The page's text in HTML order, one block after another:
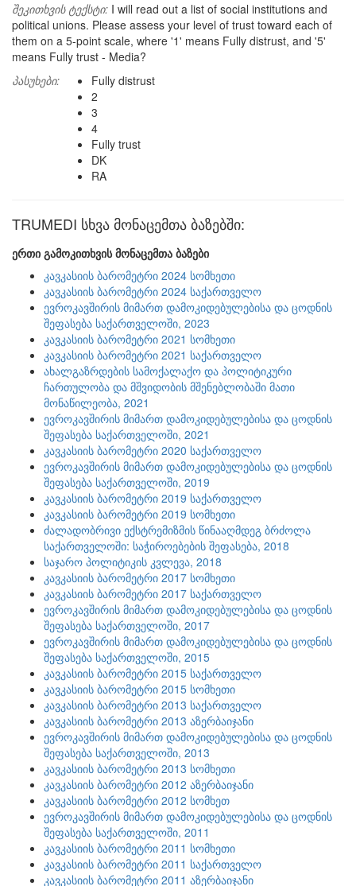
შეკითხვის ტექსტი: I will read out a list of social institutions and
political unions. Please assess your level of trust toward each of
them on a 5-point scale, where '1' means Fully distrust, and '5'
means Fully trust - Media?
პასუხები:
Fully distrust
2
3
4
Fully trust
DK
RA
TRUMEDI სხვა მონაცემთა ბაზებში:
ერთი გამოკითხვის მონაცემთა ბაზები
კავკასიის ბარომეტრი 2024 სომხეთი
კავკასიის ბარომეტრი 2024 საქართველო
ევროკავშირის მიმართ დამოკიდებულებისა და ცოდნის
შეფასება საქართველოში, 2023
კავკასიის ბარომეტრი 2021 სომხეთი
კავკასიის ბარომეტრი 2021 საქართველო
ახალგაზრდების სამოქალაქო და პოლიტიკური
ჩართულობა და მშვიდობის მშენებლობაში მათი
მონაწილეობა, 2021
ევროკავშირის მიმართ დამოკიდებულებისა და ცოდნის
შეფასება საქართველოში, 2021
კავკასიის ბარომეტრი 2020 საქართველო
ევროკავშირის მიმართ დამოკიდებულებისა და ცოდნის
შეფასება საქართველოში, 2019
კავკასიის ბარომეტრი 2019 საქართველო
კავკასიის ბარომეტრი 2019 სომხეთი
ძალადობრივი ექსტრემიზმის წინააღმდეგ ბრძოლა
საქართველოში: საჭიროებების შეფასება, 2018
საჯარო პოლიტიკის კვლევა, 2018
კავკასიის ბარომეტრი 2017 სომხეთი
კავკასიის ბარომეტრი 2017 საქართველო
ევროკავშირის მიმართ დამოკიდებულებისა და ცოდნის
შეფასება საქართველოში, 2017
ევროკავშირის მიმართ დამოკიდებულებისა და ცოდნის
შეფასება საქართველოში, 2015
კავკასიის ბარომეტრი 2015 საქართველო
კავკასიის ბარომეტრი 2015 სომხეთი
კავკასიის ბარომეტრი 2013 საქართველო
კავკასიის ბარომეტრი 2013 აზერბაიჯანი
ევროკავშირის მიმართ დამოკიდებულებისა და ცოდნის
შეფასება საქართველოში, 2013
კავკასიის ბარომეტრი 2013 სომხეთი
კავკასიის ბარომეტრი 2012 აზერბაიჯანი
კავკასიის ბარომეტრი 2012 სომხეთ
ევროკავშირის მიმართ დამოკიდებულებისა და ცოდნის
შეფასება საქართველოში, 2011
კავკასიის ბარომეტრი 2011 სომხეთი
კავკასიის ბარომეტრი 2011 საქართველო
კავკასიის ბარომეტრი 2011 აზერბაიჯანი